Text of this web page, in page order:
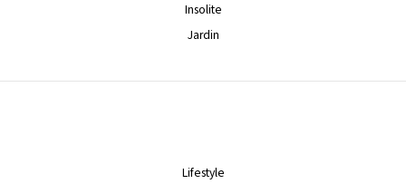
Insolite
Jardin
Lifestyle